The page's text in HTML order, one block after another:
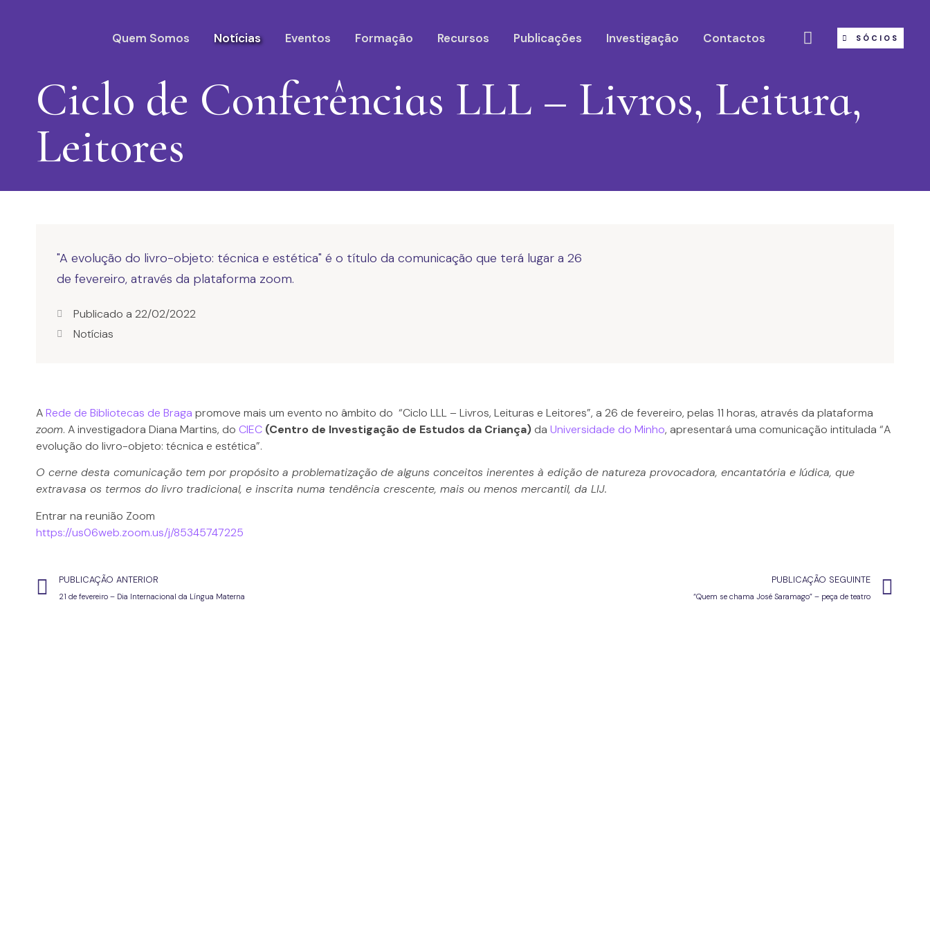
Quem Somos Notícias Eventos Formação Recursos Publicações Investigação Contactos SÓCIOS
Ciclo de Conferências LLL – Livros, Leitura,
Leitores
"A evolução do livro-objeto: técnica e estética" é o título da comunicação que terá lugar a 26
de fevereiro, através da plataforma zoom.
Publicado a 22/02/2022
Notícias
ARede de Bibliotecas de Braga promove mais um evento no âmbito do “Ciclo LLL – Livros, Leituras e Leitores”, a 26 de fevereiro, pelas 11 horas, através da plataforma
zoom. A investigadora Diana Martins, do CIEC (Centro de Investigação de Estudos da Criança) da Universidade do Minho, apresentará uma comunicação intitulada “A
evolução do livro-objeto: técnica e estética”.
O cerne desta comunicação tem por propósito a problematização de alguns conceitos inerentes à edição de natureza provocadora, encantatória e lúdica, que
extravasa os termos do livro tradicional, e inscrita numa tendência crescente, mais ou menos mercantil, da LIJ.
Entrar na reunião Zoom
https://us06web.zoom.us/j/85345747225
PUBLICAÇÃO ANTERIOR
21 de fevereiro – Dia Internacional da Língua Materna
PUBLICAÇÃO SEGUINTE
“Quem se chama José Saramago” – peça de teatro